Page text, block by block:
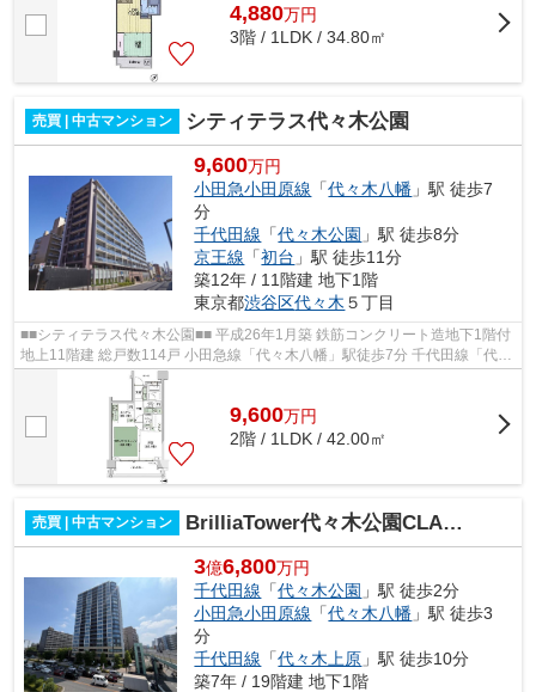
4,880万円
3階 / 1LDK / 34.80㎡
売買 | 中古マンション シティテラス代々木公園
9,600万円
小田急小田原線 「代々木八幡 」駅 徒歩7
分
千代田線 「代々木公園 」駅 徒歩8分
京王線 「初台 」駅 徒歩11分
築12年 / 11階建 地下1階
東京都渋谷区代々木 ５丁目
■■シティテラス代々木公園■■ 平成26年1月築 鉄筋コンクリート造地下1階付
地上11階建 総戸数114戸 小田急線「代々木八幡」駅徒歩7分 千代田線「代々
木公園」駅徒歩8分 京王新線「初台...
9,600万円
2階 / 1LDK / 42.00㎡
売買 | 中古マンション BrilliaTower代々木公園CLASSY
3億6,800万円
千代田線 「代々木公園 」駅 徒歩2分
小田急小田原線 「代々木八幡 」駅 徒歩3
分
千代田線 「代々木上原 」駅 徒歩10分
築7年 / 19階建 地下1階